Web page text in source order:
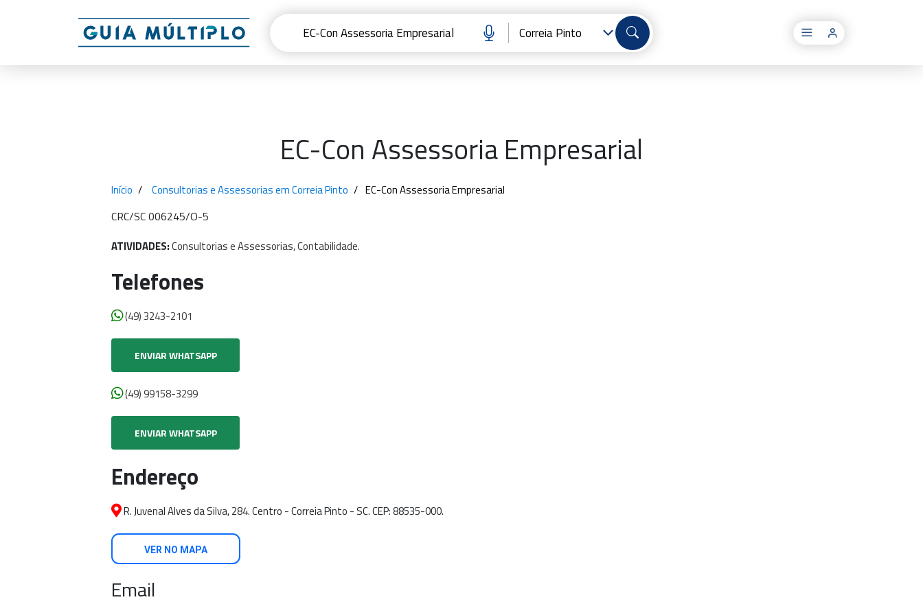
EC-Con Assessoria Empresarial
Início Consultorias e Assessorias em Correia Pinto EC-Con Assessoria Empresarial
CRC/SC 006245/O-5
ATIVIDADES:ConsultoriaseAssessorias,Contabilidade.
Telefones
(49) 3243-2101
ENVIAR WHATSAPP
(49) 99158-3299
ENVIAR WHATSAPP
Endereço
R. Juvenal Alves da Silva, 284. Centro - Correia Pinto - SC. CEP: 88535-000.
VER NO MAPA
Email